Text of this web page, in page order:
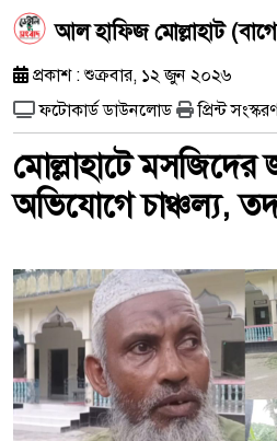
আল হাফিজ মোল্লাহাট
প্রকাশ : শুক্রবার, ১২ জুন ২০২৬
ফটোকার্ড ডাউনলোড
প্রিন্ট সংস্করণ
মোল্লাহাটে মসজিদের
অভিযোগে চাঞ্চল্য,